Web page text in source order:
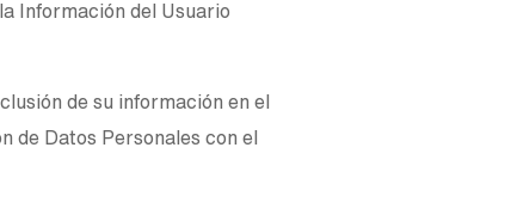
Información del Usuario
de su información en el
de Datos Personales con el